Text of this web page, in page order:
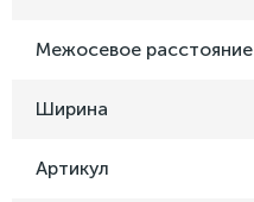
Межосевое расстояние
Ширина
Артикул